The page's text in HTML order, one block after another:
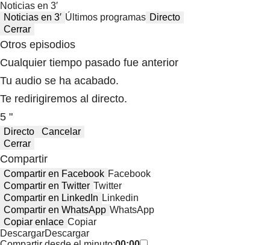
Noticias en 3′
Noticias en 3′ Últimos programas Directo
Cerrar
Otros episodios
Cualquier tiempo pasado fue anterior
Tu audio se ha acabado.
Te redirigiremos al directo.
5 "
Directo
Cancelar
Cerrar
Compartir
Compartir en Facebook Facebook
Compartir en Twitter Twitter
Compartir en LinkedIn Linkedin
Compartir en WhatsApp WhatsApp
Copiar enlace Copiar
DescargarDescargar